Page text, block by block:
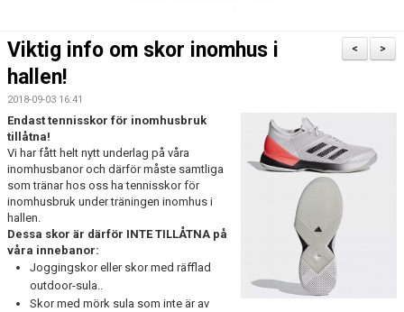
AKTIVITETSKALENDER
NYHETER
KONTAKT & OM OSS
MEDLEMSANSÖKAN
SPONSRA SFTK
TENNISTRÄNING SOMMAR JUNIOR 2026
3 DAGARS VUXENCAMP SOMMAR 2026
>
<
Viktig info om skor inomhus i
hallen!
2018-09-03 16:41
Endast tennisskor för inomhusbruk
tillåtna!
Vi har fått helt nytt underlag på våra
inomhusbanor och därför måste samtliga
som tränar hos oss ha tennisskor för
inomhusbruk under träningen inomhus i
hallen.
Dessa skor är därför INTE TILLÅTNA på
våra innebanor:
Joggingskor eller skor med räfflad
outdoor-sula..
Skor med mörk sula som inte är av